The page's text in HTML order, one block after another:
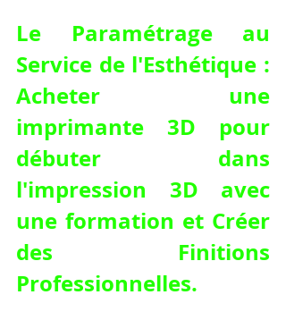
Le Paramétrage au
Service de l'Esthétique :
Acheter une
imprimante 3D pour
débuter dans
l'impression 3D avec
une formation et Créer
des Finitions
Professionnelles.